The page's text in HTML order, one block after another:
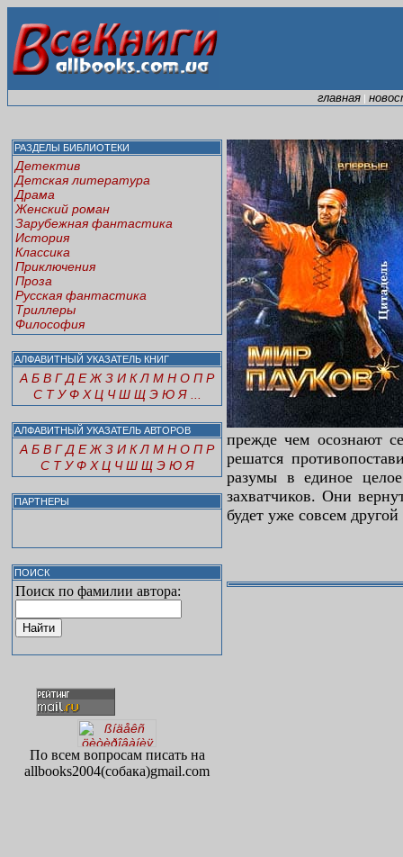
главная |
РАЗДЕЛЫ БИБЛИОТЕКИ
Детектив
Детская литература
Драма
Женский роман
Зарубежная фантастика
История
Классика
Приключения
Проза
Русская фантастика
Триллеры
Философия
АЛФАВИТНЫЙ УКАЗАТЕЛЬ КНИГ
А Б В Г Д Е Ж З И К Л М Н О П Р
С Т У Ф Х Ц Ч Ш Щ Э Ю Я
АЛФАВИТНЫЙ УКАЗАТЕЛЬ АВТОРОВ
А Б В Г Д Е Ж З И К Л М Н О П Р
С Т У Ф Х Ц Ч Ш Щ Э Ю Я
ПАРТНЕРЫ
ПОИСК
Поиск по фамилии автора:
По всем вопросам писать на
allbooks2004(собака)gmail.com
прежде чем осознают
решатся
разумы в единое
захватчиков. Они
будет уже совсем